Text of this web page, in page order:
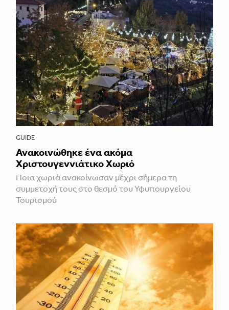
GUIDE
Ανακοινώθηκε ένα ακόμα
Χριστουγεννιάτικο Χωριό
Ποια χωριά ανακοίνωσαν μέχρι σήμερα τη
συμμετοχή τους στο θεσμό του Υφυπουργείου
Τουρισμού